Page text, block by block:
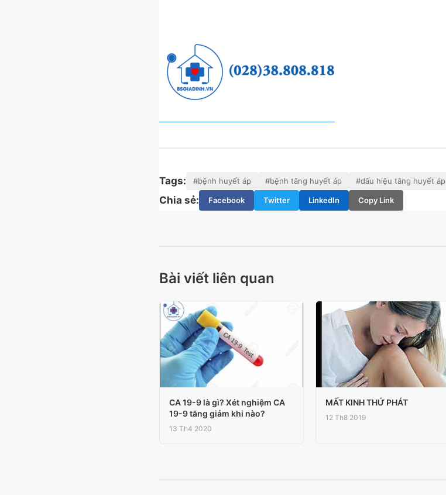
Tags: #bệnh huyết áp #bệnh tăng huyết áp #dấu hiệu tăng huyết áp
Chia sẻ: Facebook Twitter LinkedIn Copy Link
Bài viết liên quan
CA 19-9 là gì? Xét nghiệm CA
19-9 tăng giảm khi nào?
13 Th4 2020
MẤT KINH THỨ PHÁT
12 Th8 2019